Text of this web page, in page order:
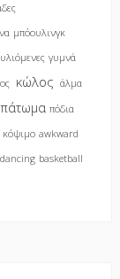
μπόουλινγκ
γυμνά
κώλος άλμα
πάτωμα πόδια
κόψιμο awkward
dancing basketball